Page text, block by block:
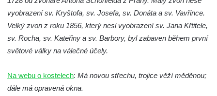
Kaple svatého Jana Nepomuckého před
zámkem v Protivíně
Kaple svatého Rocha v Ohradě u Hluboké
nad Vltavou
vyobrazení sv. Kryštofa, sv. Josefa, sv. Donáta a sv. Vavřince.
Velký zvon z roku 1856, který nesl vyobrazení sv. Jana Křtitele,
sv. Rocha, sv. Kateřiny a sv. Barbory, byl zabaven během první
světové války na válečné účely.
Na webu o kostelech: Má novou střechu, trojice věží měděnou;
dále má opravená okna.